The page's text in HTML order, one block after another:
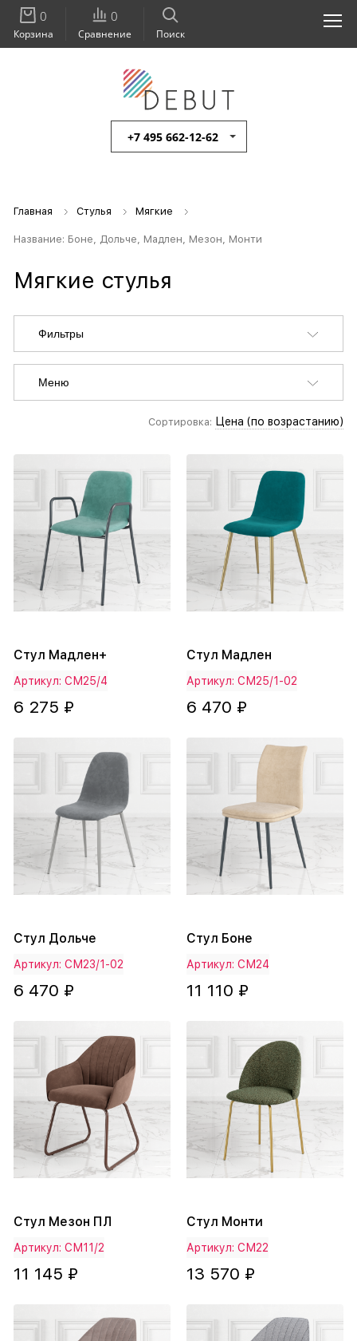
+7 495 662-12-62
Поиск
0
Сравнение
0
Корзина
Главная Стулья Мягкие
Название: Боне, Дольче, Мадлен, Мезон, Монти
Мягкие стулья
Фильтры
Меню
Сортировка: Цена (по возрастанию)
Стул Мадлен+
Артикул: СМ25/4
6 275 ₽
Стул Мадлен
Артикул: СМ25/1-02
6 470 ₽
Стул Дольче
Артикул: СМ23/1-02
6 470 ₽
Стул Боне
Артикул: СМ24
11 110 ₽
Стул Мезон ПЛ
Артикул: СМ11/2
11 145 ₽
Стул Монти
Артикул: СМ22
13 570 ₽